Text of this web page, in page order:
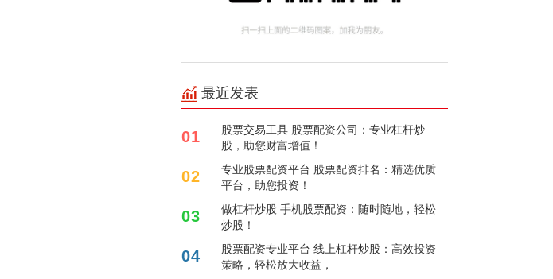
最近发表
01
股票交易工具 股票配资公司：专业杠杆炒
股，助您财富增值！
02
专业股票配资平台 股票配资排名：精选优质
平台，助您投资！
03
做杠杆炒股 手机股票配资：随时随地，轻松
炒股！
04
股票配资专业平台 线上杠杆炒股：高效投资
策略，轻松放大收益，